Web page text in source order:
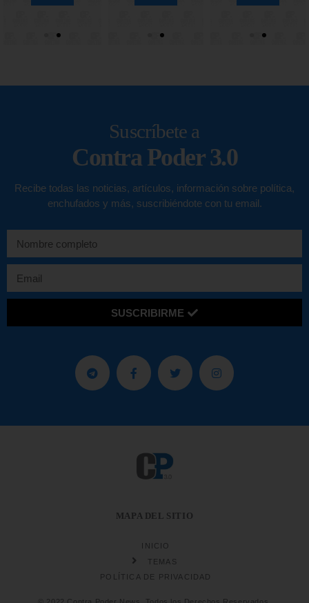
Suscríbete a
Contra Poder 3.0
Recibe todas las noticias, artículos, información sobre política,
enchufados y más, suscribiéndote con tu email.
SUSCRIBIRME
MAPA DEL SITIO
INICIO
TEMAS
POLÍTICA DE PRIVACIDAD